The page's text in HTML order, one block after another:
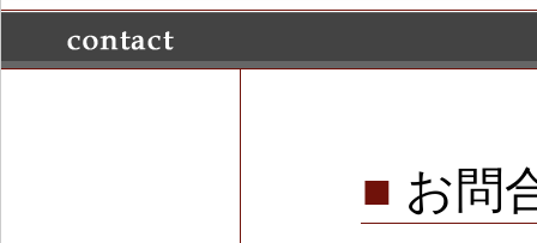
コンセプト
事務所案内
アトリエサラの
SDGs
■ お問